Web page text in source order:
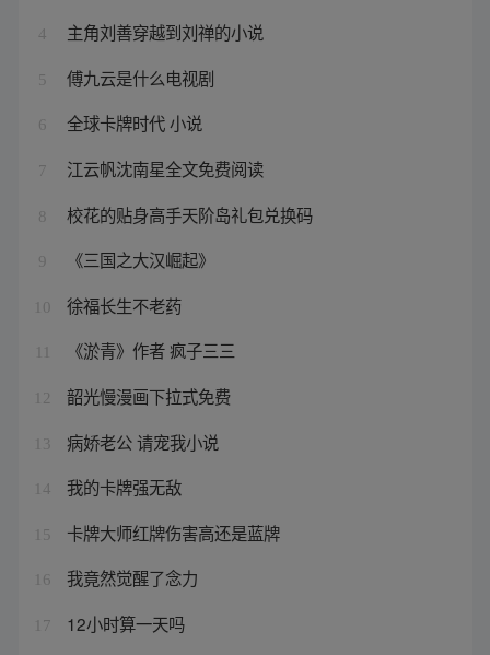
4 主角刘善穿越到刘禅的小说
5 傅九云是什么电视剧
6 全球卡牌时代 小说
7 江云帆沈南星全文免费阅读
8 校花的贴身高手天阶岛礼包兑换码
9 《三国之大汉崛起》
10 徐福长生不老药
《淤青》作者 疯子三三
12 韶光慢漫画下拉式免费
13 病娇老公 请宠我小说
14 我的卡牌强无敌
15 卡牌大师红牌伤害高还是蓝牌
16 我竟然觉醒了念力
17 12小时算一天吗